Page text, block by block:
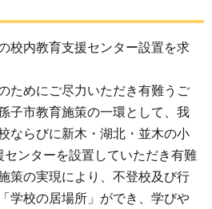
校内教育支援センター設置を求
ためにご尽力いただき有難うご
子市教育施策の一環として、我
ならびに新木・湖北・並木の小
ンターを設置していただき有難
策の実現により、不登校及び行
学校の居場所」ができ、学びや